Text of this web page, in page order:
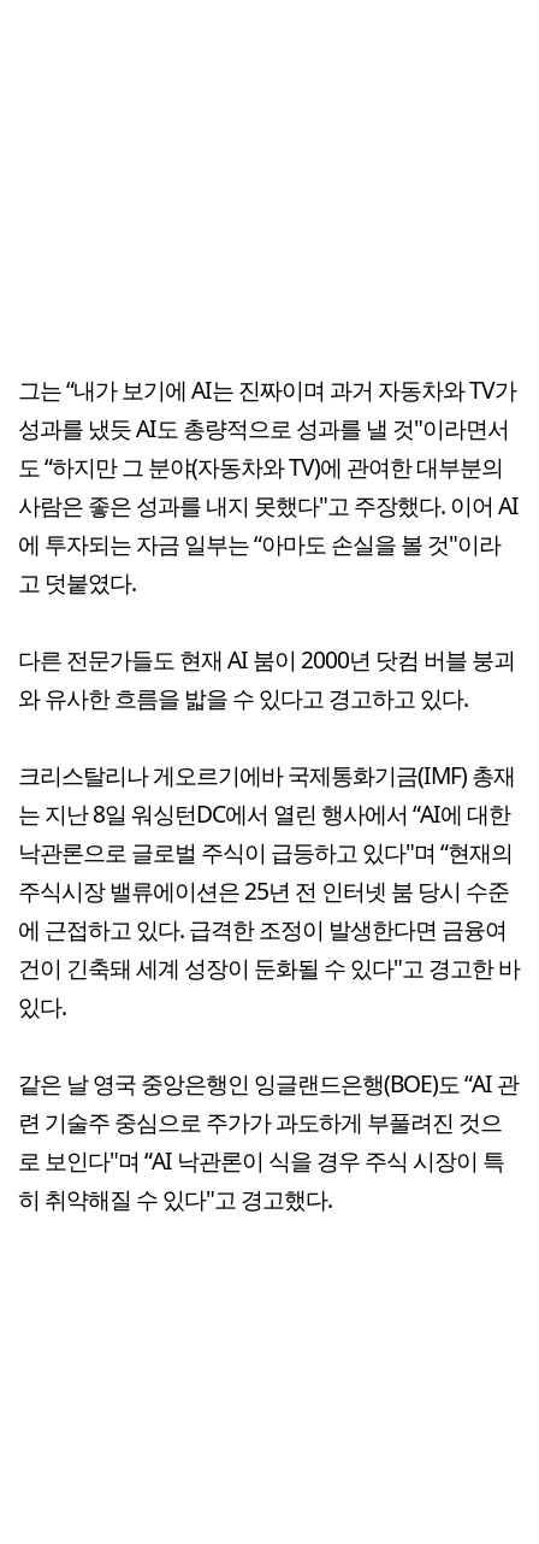
그는 “내가 보기에 AI는 진짜이며 과거 자동차와 TV가
성과를 냈듯 AI도 총량적으로 성과를 낼 것"이라면서
도 “하지만 그 분야(자동차와 TV)에 관여한 대부분의
사람은 좋은 성과를 내지 못했다"고 주장했다. 이어 AI
에 투자되는 자금 일부는 “아마도 손실을 볼 것"이라
고 덧붙였다.
다른 전문가들도 현재 AI 붐이 2000년 닷컴 버블 붕괴
와 유사한 흐름을 밟을 수 있다고 경고하고 있다.
크리스탈리나 게오르기에바 국제통화기금(IMF) 총재
는 지난 8일 워싱턴DC에서 열린 행사에서 “AI에 대한
낙관론으로 글로벌 주식이 급등하고 있다"며 “현재의
주식시장 밸류에이션은 25년 전 인터넷 붐 당시 수준
에 근접하고 있다. 급격한 조정이 발생한다면 금융여
건이 긴축돼 세계 성장이 둔화될 수 있다"고 경고한 바
있다.
같은 날 영국 중앙은행인 잉글랜드은행(BOE)도 “AI 관
련 기술주 중심으로 주가가 과도하게 부풀려진 것으
로 보인다"며 “AI 낙관론이 식을 경우 주식 시장이 특
히 취약해질 수 있다"고 경고했다.